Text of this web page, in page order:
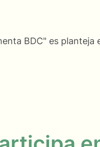
BDC" es